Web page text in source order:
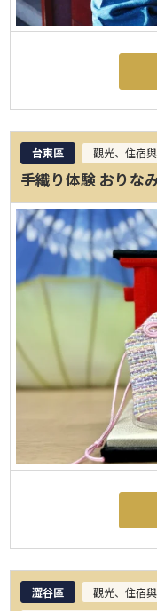
台東區 觀光、住宿
手織り体験 おりな
澀谷區
觀光、住宿